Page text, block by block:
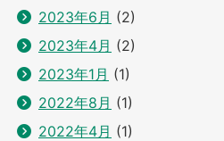
2023年6月 (2)
2023年4月 (2)
2023年1月 (1)
2022年8月 (1)
2022年4月 (1)